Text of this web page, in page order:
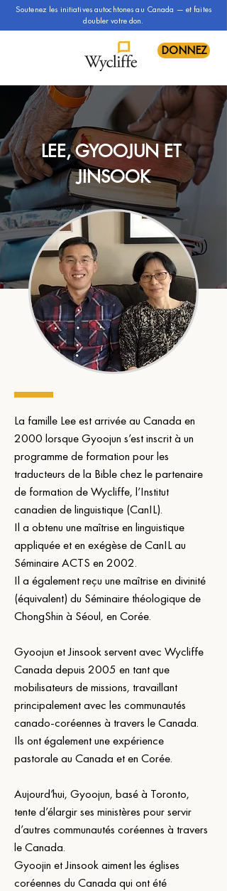
Soutenez les initiatives autochtones au Canada — et faites
doubler votre don.
DONNEZ
LEE, GYOOJUN ET
JINSOOK
La famille Lee est arrivée au Canada en
2000 lorsque Gyoojun s’est inscrit à un
programme de formation pour les
traducteurs de la Bible chez le partenaire
de formation de Wycliffe, l’Institut
canadien de linguistique (CanIL).
Il a obtenu une maîtrise en linguistique
appliquée et en exégèse de CanIL au
Séminaire ACTS en 2002.
Il a également reçu une maîtrise en divinité
(équivalent) du Séminaire théologique de
ChongShin à Séoul, en Corée.
Gyoojun et Jinsook servent avec Wycliffe
Canada depuis 2005 en tant que
mobilisateurs de missions, travaillant
principalement avec les communautés
canado-coréennes à travers le Canada.
Ils ont également une expérience
pastorale au Canada et en Corée.
Aujourd’hui, Gyoojun, basé à Toronto,
tente d’élargir ses ministères pour servir
d’autres communautés coréennes à travers
le Canada.
Gyoojin et Jinsook aiment les églises
coréennes du Canada qui ont été